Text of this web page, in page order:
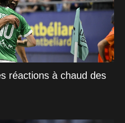
réactions à chaud des